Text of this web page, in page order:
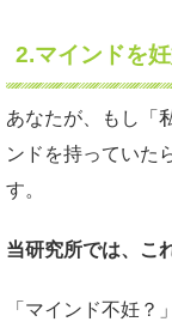
2.マインドを
あなたが、もし「
ンドを持っていた
す。
当研究所では、こ
「マインド不妊？